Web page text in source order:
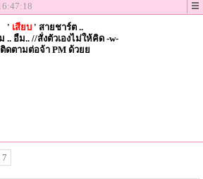
' เสียบ ' สายชาร์ต ..
.. อืม.. //สั่งตัวเองไม่ให้คิด -w-
ติดตามต่อจ้า PM ด้วยย
7